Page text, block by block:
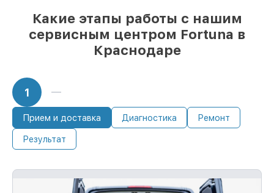
любые запросы
85%починок Fortuna завершаются в тот
же день, при немедленном старте работ
Какие этапы работы с нашим
сервисным центром Fortuna в
Краснодаре
1
Прием и доставка Диагностика Ремонт
Результат